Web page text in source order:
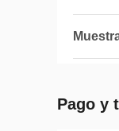
Pago y